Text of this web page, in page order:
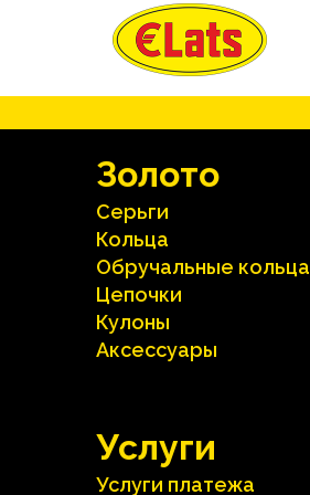
Зoлoтo
Серьги
Кольца
Oбручальные кольца
Цепочки
Кулоны
Аксесcуары
Услуги
Услуги платежа